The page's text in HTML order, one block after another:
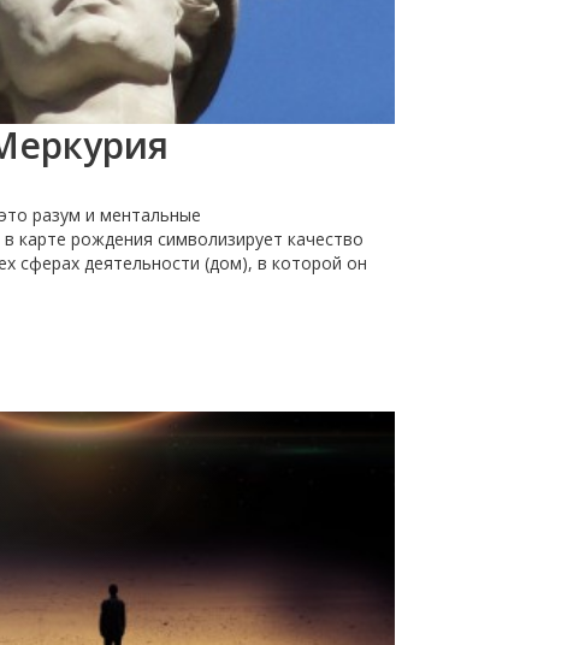
разум и ментальные
карте рождения символизирует качество
сферах деятельности (дом), в которой он